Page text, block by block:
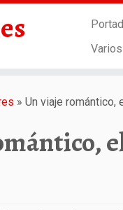
Varios
» Un viaje romántico,